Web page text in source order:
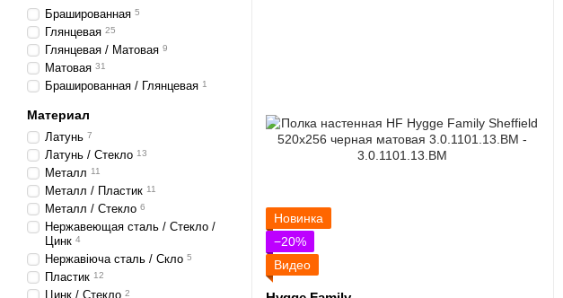
Новинка
−20%
Видео
Брашированная 5
Глянцевая 25
Глянцевая / Матовая 9
Матовая 31
Брашированная / Глянцевая 1
Материал
Латунь 7
Латунь / Стекло 13
Металл 11
Металл / Пластик 11
Металл / Стекло 6
Нержавеющая сталь / Стекло /
Цинк 4
Нержавіюча сталь / Скло 5
Пластик 12
Цинк / Стекло 2